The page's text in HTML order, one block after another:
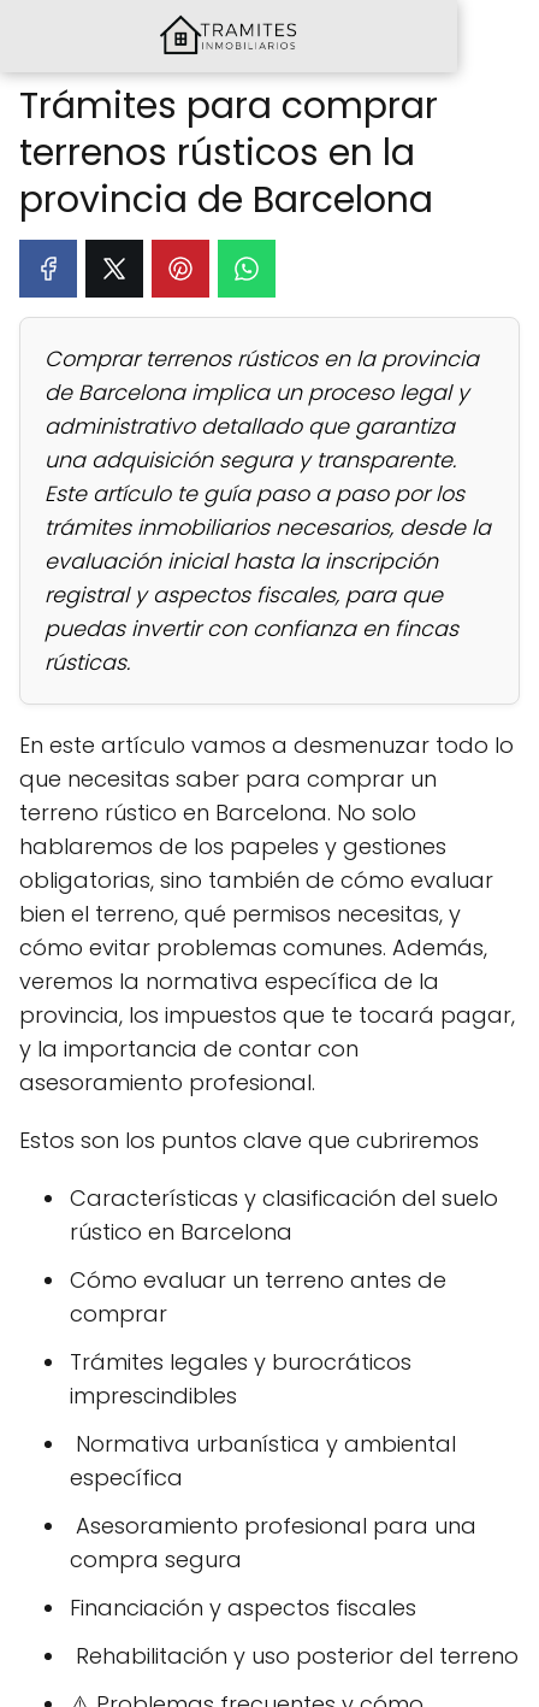
Trámites para comprar
terrenos rústicos en la
provincia de Barcelona
Comprar terrenos rústicos en la provincia
de Barcelona implica un proceso legal y
administrativo detallado que garantiza
una adquisición segura y transparente.
Este artículo te guía paso a paso por los
trámites inmobiliarios necesarios, desde la
evaluación inicial hasta la inscripción
registral y aspectos fiscales, para que
puedas invertir con confianza en fincas
rústicas.
En este artículo vamos a desmenuzar todo lo
que necesitas saber para comprar un
terreno rústico en Barcelona. No solo
hablaremos de los papeles y gestiones
obligatorias, sino también de cómo evaluar
bien el terreno, qué permisos necesitas, y
cómo evitar problemas comunes. Además,
veremos la normativa específica de la
provincia, los impuestos que te tocará pagar,
y la importancia de contar con
asesoramiento profesional.
Estos son los puntos clave que cubriremos
Características y clasificación del suelo
rústico en Barcelona
Cómo evaluar un terreno antes de
comprar
Trámites legales y burocráticos
imprescindibles
️ Normativa urbanística y ambiental
específica
‍ Asesoramiento profesional para una
compra segura
Financiación y aspectos fiscales
️ Rehabilitación y uso posterior del terreno